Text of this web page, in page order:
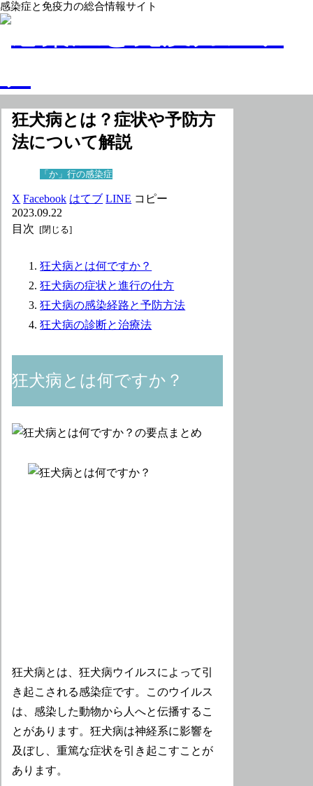
感染症と免疫力の総合情報サイト
狂犬病とは？症状や予防方
法について解説
「か」行の感染症
X Facebook はてブ LINE コピー
2023.09.22
目次
狂犬病とは何ですか？
狂犬病の症状と進行の仕方
狂犬病の感染経路と予防方法
狂犬病の診断と治療法
狂犬病とは何ですか？
狂犬病とは、狂犬病ウイルスによって引
き起こされる感染症です。このウイルス
は、感染した動物から人へと伝播するこ
とがあります。狂犬病は神経系に影響を
及ぼし、重篤な症状を引き起こすことが
あります。